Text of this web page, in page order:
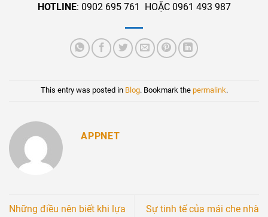
HOTLINE: 0902 695 761 HOẶC 0961 493 987
This entry was posted in Blog. Bookmark the permalink.
APPNET
Những điều nên biết khi lựa
Sự tinh tế của mái che nhà